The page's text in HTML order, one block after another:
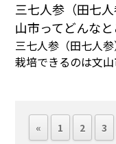
三七人参（田七
山市ってどんなと
三七人参（田七人
栽培できるのは文
« 1 2 3